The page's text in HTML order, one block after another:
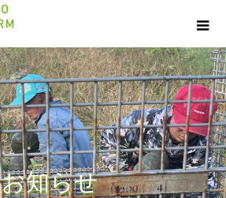
お知らせ